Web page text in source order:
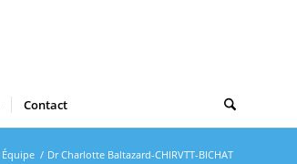
Contact
Équipe / Dr Charlotte Baltazard-CHIRVTT-BICHAT